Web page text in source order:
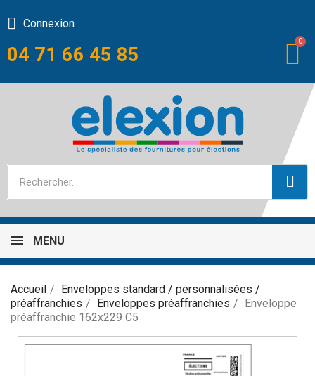
04 71 66 45 85
Connexion
MENU
Accueil
Enveloppes standard / personnalisées /
préaffranchies
Enveloppes préaffranchies
Enveloppe
préaffranchie 162x229 C5